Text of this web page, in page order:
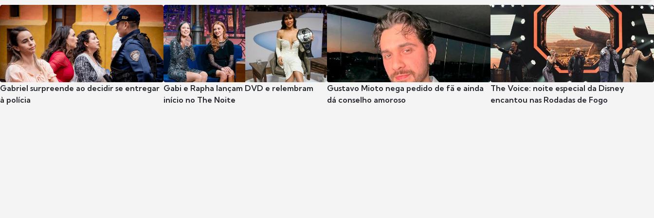
Gabriel surpreende ao decidir se entregar
à polícia
Gabi e Rapha lançam DVD e relembram
início no The Noite
Gustavo Mioto nega pedido de fã e ainda
dá conselho amoroso
The Voice: noite especial da Disney
encantou nas Rodadas de Fogo